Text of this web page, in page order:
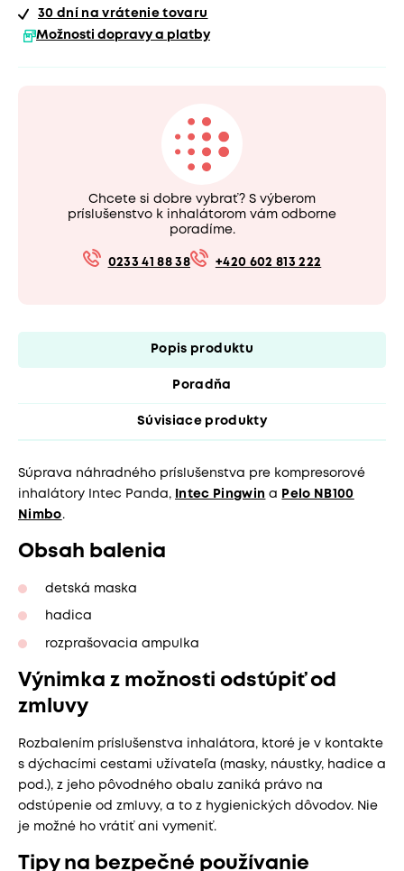
30 dní na vrátenie tovaru
Možnosti dopravy a platby
Chcete si dobre vybrať? S výberom
príslušenstvo k inhalátorom vám odborne
poradíme.
0233 41 88 38 +420 602 813 222
Popis produktu
Poradňa
Súvisiace produkty
Súprava náhradného príslušenstva pre kompresorové
inhalátory Intec Panda,
Intec Pingwin a
Pelo NB100
Nimbo.
Obsah balenia
detská maska
hadica
rozprašovacia ampulka
Výnimka z možnosti odstúpiť od
zmluvy
Rozbalením príslušenstva inhalátora, ktoré je v kontakte
s dýchacími cestami užívateľa (masky, náustky, hadice a
pod.), z jeho pôvodného obalu zaniká právo na
odstúpenie od zmluvy, a to z hygienických dôvodov. Nie
je možné ho vrátiť ani vymeniť.
Tipy na bezpečné používanie